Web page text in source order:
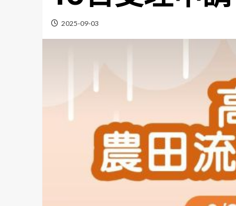
2025-09-03